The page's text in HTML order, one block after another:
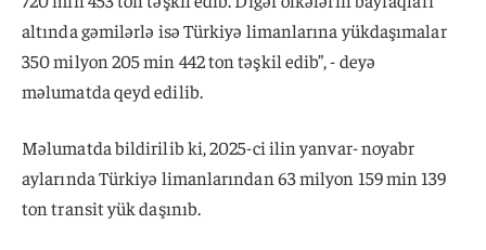
altında gəmilərlə isə Türkiyə limanlarına yükdaşımalar
350 milyon 205 min 442 ton təşkil edib”, - deyə
məlumatda qeyd edilib.
Məlumatda bildirilib ki, 2025-ci ilin yanvar- noyabr
aylarında Türkiyə limanlarından 63 milyon 159 min 139
ton transit yük daşınıb.